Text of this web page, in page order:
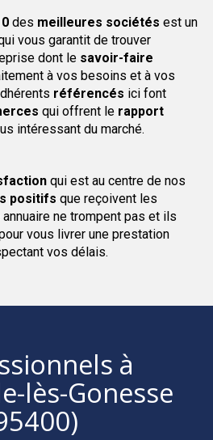
des meilleures sociétés est un
vous garantit de trouver
dont le savoir-faire
à vos besoins et à vos
référencés ici font
qui offrent le rapport
intéressant du marché.
qui est au centre de nos
positifs que reçoivent les
ne trompent pas et ils
vous livrer une prestation
vos délais.
à
lès-Gonesse